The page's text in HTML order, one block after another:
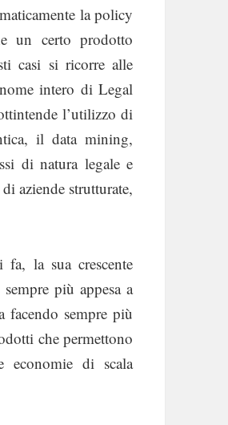
la policy
un certo prodotto
casi si ricorre alle
intero di Legal
l’utilizzo di
il data mining,
di natura legale e
aziende strutturate,
la sua crescente
più appesa a
facendo sempre più
che permettono
economie di scala